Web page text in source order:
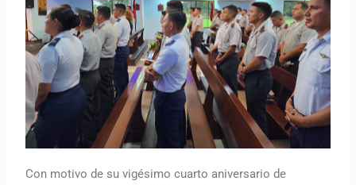
Con motivo de su vigésimo cuarto aniversario de